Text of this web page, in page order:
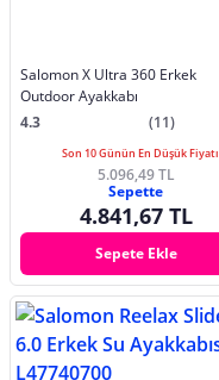
Salomon X Ultra 360 Erkek
Outdoor Ayakkabı
4.3
(11)
Son 10 Günün En Düşük Fiyatı
5.096,49 TL
Sepette
4.841,67 TL
Sepete Ekle